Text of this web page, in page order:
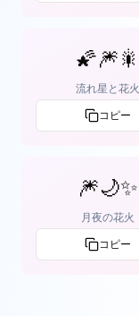
🌠🎆🎇
流れ星と花火
コピー
🎆🌙✨
月夜の花火
コピー